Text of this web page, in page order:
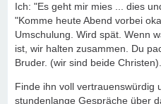
Ich: "Es geht mir mies ... dies
"Komme heute Abend vorbei
Umschulung. Wird spät. Wenn
ist, wir halten zusammen. Du
Bruder. (wir sind beide Christen).
Finde ihn voll vertrauenswürdig
stundenlange Gespräche über